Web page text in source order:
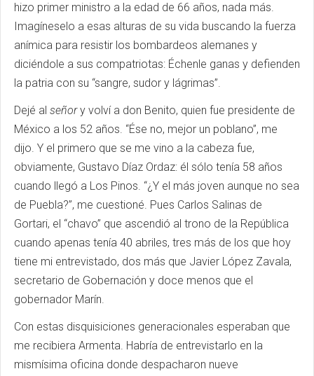
hizo primer ministro a la edad de 66 años, nada más.
Imagíneselo a esas alturas de su vida buscando la fuerza
anímica para resistir los bombardeos alemanes y
diciéndole a sus compatriotas: Échenle ganas y defienden
la patria con su “sangre, sudor y lágrimas”.
Dejé al señory volví a don Benito, quien fue presidente de
México a los 52 años. “Ése no, mejor un poblano”, me
dijo. Y el primero que se me vino a la cabeza fue,
obviamente, Gustavo Díaz Ordaz: él sólo tenía 58 años
cuando llegó a Los Pinos. “¿Y el más joven aunque no sea
de Puebla?”, me cuestioné. Pues Carlos Salinas de
Gortari, el “chavo” que ascendió al trono de la República
cuando apenas tenía 40 abriles, tres más de los que hoy
tiene mi entrevistado, dos más que Javier López Zavala,
secretario de Gobernación y doce menos que el
gobernador Marín.
Con estas disquisiciones generacionales esperaban que
me recibiera Armenta. Habría de entrevistarlo en la
mismísima oficina donde despacharon nueve